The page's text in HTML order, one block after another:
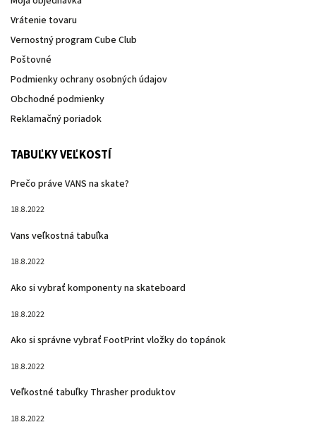
Vrátenie tovaru
Vernostný program Cube Club
Poštovné
Podmienky ochrany osobných údajov
Obchodné podmienky
Reklamačný poriadok
TABUĽKY VEĽKOSTÍ
Prečo práve VANS na skate?
18.8.2022
Vans veľkostná tabuľka
18.8.2022
Ako si vybrať komponenty na skateboard
18.8.2022
Ako si správne vybrať FootPrint vložky do topánok
18.8.2022
Veľkostné tabuľky Thrasher produktov
18.8.2022